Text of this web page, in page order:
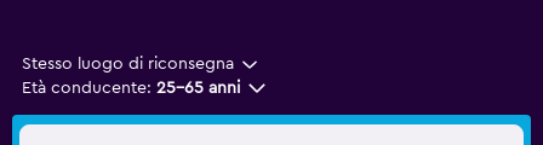
Stesso luogo di riconsegna
Età conducente: 25-65 anni